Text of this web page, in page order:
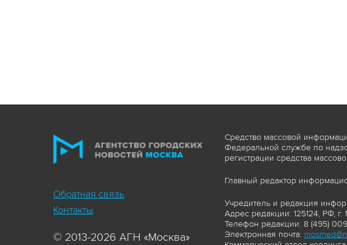
Обратная связь
Контакты
© 2013-2026 АГН «Москва»
Средство массовой
Федеральной службе по
регистрации средства
Главный редактор
Учредитель и редакция
Адрес редакции: 125124, РФ,
Телефон редакции: 8 (495)
Электронная почта: